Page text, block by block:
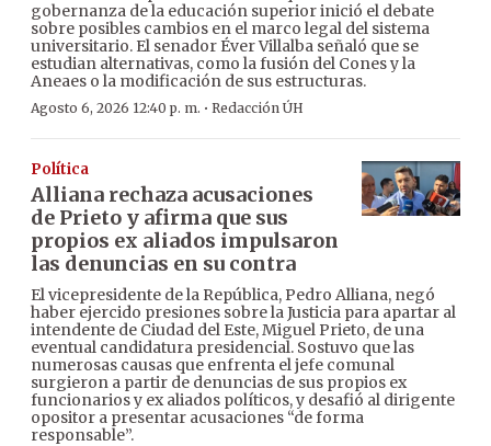
gobernanza de la educación superior inició el debate
sobre posibles cambios en el marco legal del sistema
universitario. El senador Éver Villalba señaló que se
estudian alternativas, como la fusión del Cones y la
Aneaes o la modificación de sus estructuras.
Agosto 6, 2026 12:40 p. m. · Redacción ÚH
Política
Alliana rechaza acusaciones
de Prieto y afirma que sus
propios ex aliados impulsaron
las denuncias en su contra
El vicepresidente de la República, Pedro Alliana, negó
haber ejercido presiones sobre la Justicia para apartar al
intendente de Ciudad del Este, Miguel Prieto, de una
eventual candidatura presidencial. Sostuvo que las
numerosas causas que enfrenta el jefe comunal
surgieron a partir de denuncias de sus propios ex
funcionarios y ex aliados políticos, y desafió al dirigente
opositor a presentar acusaciones “de forma
responsable”.